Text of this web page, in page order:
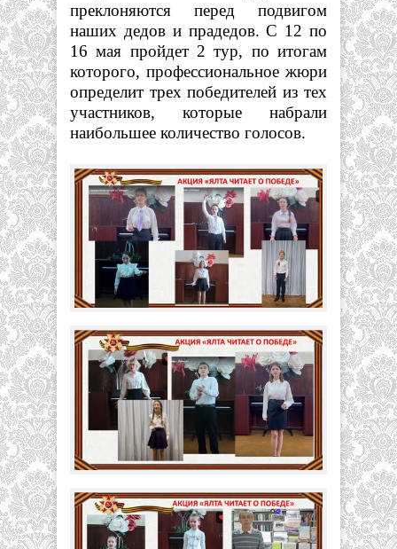
преклоняются перед подвигом
наших дедов и прадедов. С 12 по
16 мая пройдет 2 тур, по итогам
которого, профессиональное жюри
определит трех победителей из тех
участников, которые набрали
наибольшее количество голосов.